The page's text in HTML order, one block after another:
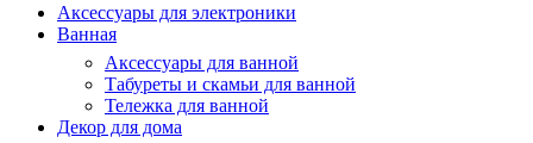
Аксессуары для электроники
Ванная
Аксессуары для ванной
Табуреты и скамьи для ванной
Тележка для ванной
Декор для дома